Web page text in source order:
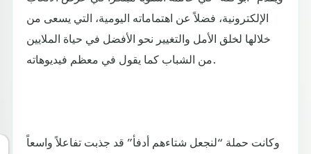
الإلكترونية، فضلاً عن اهتماماته اليومية، التي يسعى من
خلالها لخلق الأمل والتغيير نحو الأفضل في حياة الملايين
من الشباب كما يقول في معظم فيديوهاته.
وكانت حملة “لنجعل شتاءهم أدفأ” قد جذبت تفاعلاً واسعاً